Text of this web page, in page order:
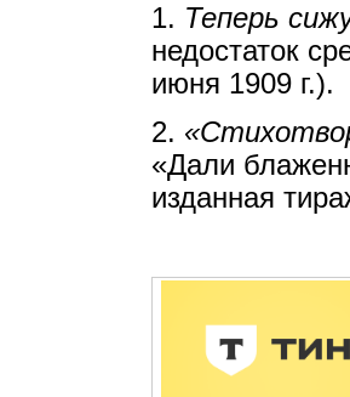
1. Теперь
недостаток
июня 1909 г.).
2.
«Дали
изданная